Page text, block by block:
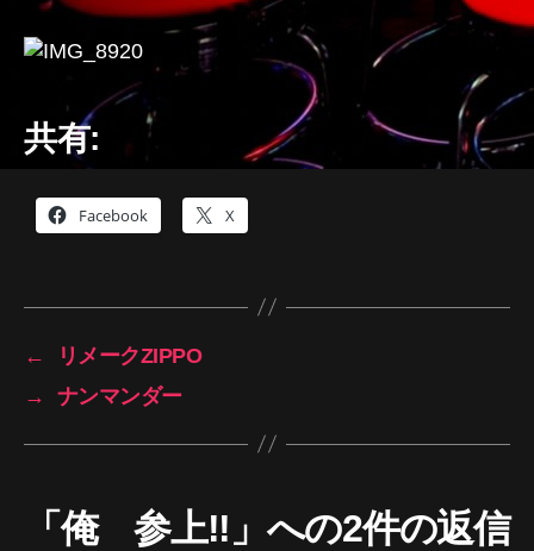
共有:
Facebook X
←
リメークZIPPO
→
ナンマンダー
「俺 参上!!」への2件の返信